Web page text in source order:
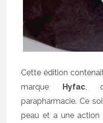
Cette édition
marque Hyfac,
parapharmacie. Ce
peau et a une action